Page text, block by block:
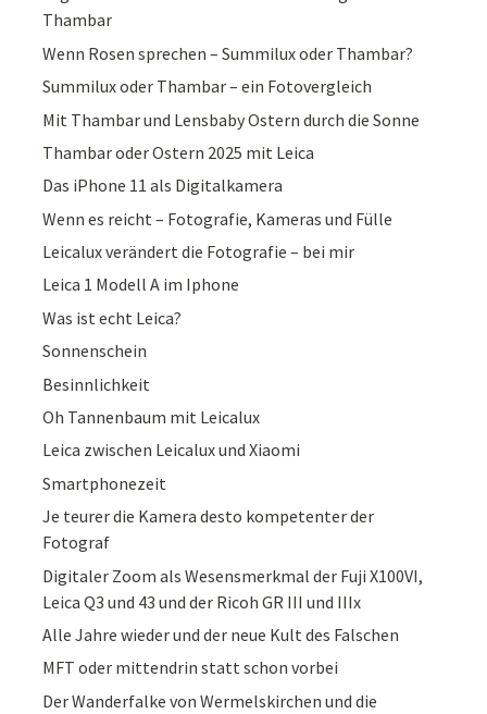
Thambar
Wenn Rosen sprechen – Summilux oder Thambar?
Summilux oder Thambar – ein Fotovergleich
Mit Thambar und Lensbaby Ostern durch die Sonne
Thambar oder Ostern 2025 mit Leica
Das iPhone 11 als Digitalkamera
Wenn es reicht – Fotografie, Kameras und Fülle
Leicalux verändert die Fotografie – bei mir
Leica 1 Modell A im Iphone
Was ist echt Leica?
Sonnenschein
Besinnlichkeit
Oh Tannenbaum mit Leicalux
Leica zwischen Leicalux und Xiaomi
Smartphonezeit
Je teurer die Kamera desto kompetenter der
Fotograf
Digitaler Zoom als Wesensmerkmal der Fuji X100VI,
Leica Q3 und 43 und der Ricoh GR III und IIIx
Alle Jahre wieder und der neue Kult des Falschen
MFT oder mittendrin statt schon vorbei
Der Wanderfalke von Wermelskirchen und die